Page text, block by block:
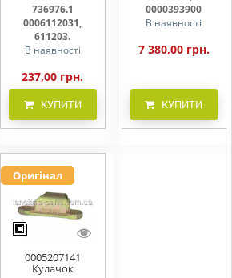
611203.
736976.1
0006112031,
611203.
В наявності
237,00 грн.
КУПИТИ
0000393900
В наявності
7 380,00 грн.
КУПИТИ
Оригінал
0005207141
Кулачок